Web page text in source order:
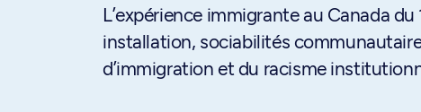
L’expérience immigrante au Canada du
installation, sociabilités
d’immigration et du racisme